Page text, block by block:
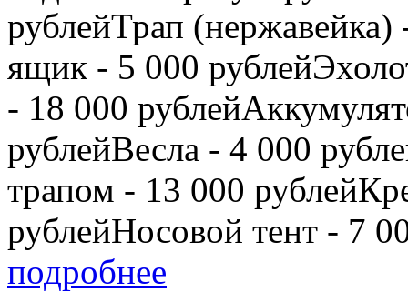
рублейТрап
ящик - 5 000
- 18 000
рублейВесла - 4 000
трапом - 13 000
рублейНосовой тент - 7
подробнее